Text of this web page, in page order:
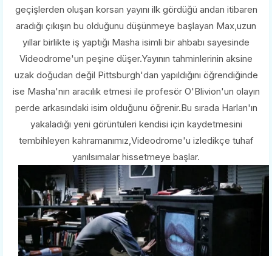
geçişlerden oluşan korsan yayını ilk gördüğü andan itibaren
aradığı çıkışın bu olduğunu düşünmeye başlayan Max,uzun
yıllar birlikte iş yaptığı Masha isimli bir ahbabı sayesinde
Videodrome'un peşine düşer.Yayının tahminlerinin aksine
uzak doğudan değil Pittsburgh'dan yapıldığını öğrendiğinde
ise Masha'nın aracılık etmesi ile profesör O'Blivion'un olayın
perde arkasındaki isim olduğunu öğrenir.Bu sırada Harlan'ın
yakaladığı yeni görüntüleri kendisi için kaydetmesini
tembihleyen kahramanımız,Videodrome'u izledikçe tuhaf
yanılsımalar hissetmeye başlar.